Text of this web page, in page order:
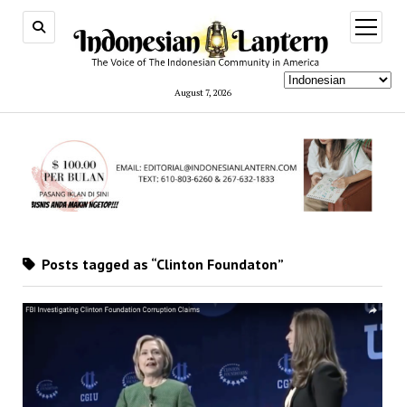
August 7, 2026
open
menu
Posts tagged as “Clinton Foundaton”